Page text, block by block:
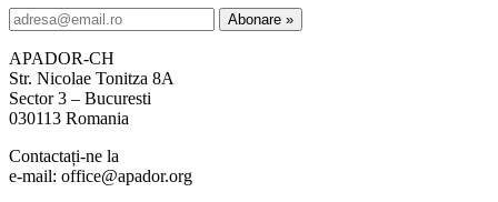
APADOR-CH
Str. Nicolae Tonitza 8A
Sector 3 – Bucuresti
030113 Romania
Contactați-ne la
e-mail: office@apador.org